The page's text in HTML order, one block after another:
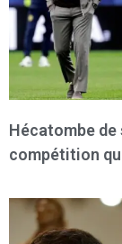
Hécatombe
compétition